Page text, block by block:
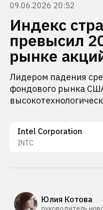
09.06.2026 20:52
Индекс
превысил
рынке
Лидером падения
фондового рынка
Intel Corporation
INTC
Юлия Котова